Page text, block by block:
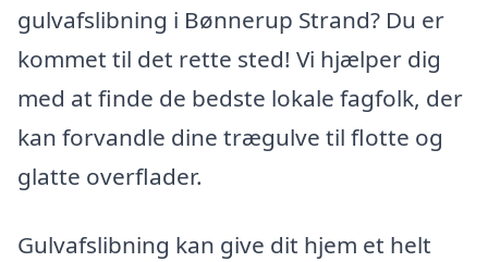
gulvafslibning i Bønnerup Strand? Du er
kommet til det rette sted! Vi hjælper dig
med at finde de bedste lokale fagfolk, der
kan forvandle dine trægulve til flotte og
glatte overflader.
Gulvafslibning kan give dit hjem et helt